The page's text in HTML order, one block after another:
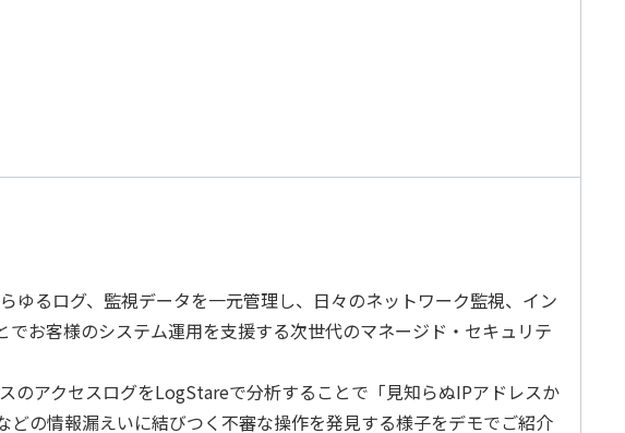
るログ、監視データを一元管理し、日々のネットワーク監視、イン
お客様のシステム運用を支援する次世代のマネージド・セキュリテ
のアクセスログをLogStareで分析することで「見知らぬIPアドレスか
の情報漏えいに結びつく不審な操作を発見する様子をデモでご紹介